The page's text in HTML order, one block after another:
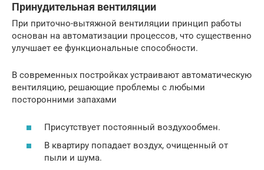
Принудительная вентиляции
При приточно-вытяжной вентиляции принцип работы
основан на автоматизации процессов, что существенно
улучшает ее функциональные способности.
В современных постройках устраивают автоматическую
вентиляцию, решающие проблемы с любыми
посторонними запахами
Присутствует постоянный воздухообмен.
В квартиру попадает воздух, очищенный от
пыли и шума.